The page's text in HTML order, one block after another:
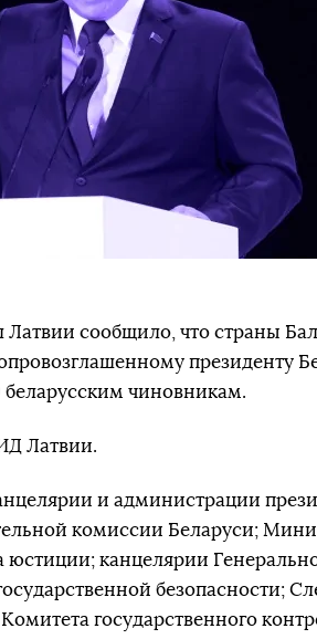
сообщило, что страны
президенту
беларусским чиновникам.
Латвии.
и администрации
комиссии Беларуси;
канцелярии
безопасности;
государственного